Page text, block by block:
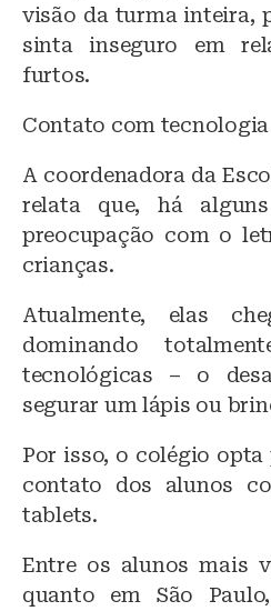
visão da turma inteira,
sinta inseguro em
furtos.
Contato com tecnologia
A coordenadora da
relata que, há
preocupação com o
crianças.
Atualmente, elas
dominando
tecnológicas – o
segurar um lápis ou
Por isso, o colégio
contato dos alunos
tablets.
Entre os alunos mais
quanto em São